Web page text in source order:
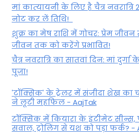
मां कात्‍यायनी के लिए है चैत्र नवरात्रि
नोट कर लें तिथि!
शुक्र का मेष राशि में गोचर: प्रेम
जीवन तक को करेंगे प्रभावित!
चैत्र नवरात्रि का सातवां दिन: मां
पूजा!
'टॉक्सिक' के ट्रेलर में संजीदा शेख का
ने लूटी महफिल - AajTak
टॉक्सिक में कियारा के इंटीमेट सीन्स,
सवाल, ट्रोलिंग से यश को पड़ा फर्क? -